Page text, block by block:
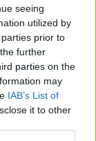
seeing
utilized by
prior to
further
parties on the
may
IAB’s List of
it to other